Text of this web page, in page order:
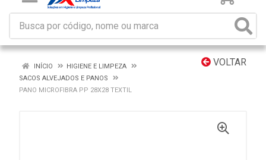
VOLTAR
INÍCIO
HIGIENE E LIMPEZA
SACOS ALVEJADOS E PANOS
PANO MICROFIBRA PP 28X28 TEXTIL